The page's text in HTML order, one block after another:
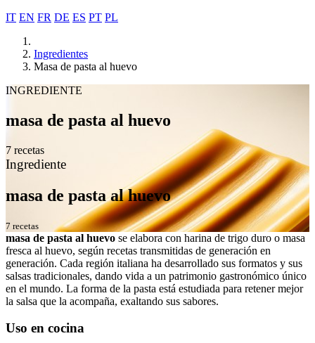
IT EN FR DE ES PT PL
Ingredientes
Masa de pasta al huevo
INGREDIENTE
masa de pasta al huevo
7 recetas
Ingrediente
masa de pasta al huevo
7 recetas
masa de pasta al huevo se elabora con harina de trigo duro o masa
fresca al huevo, según recetas transmitidas de generación en
generación. Cada región italiana ha desarrollado sus formatos y sus
salsas tradicionales, dando vida a un patrimonio gastronómico único
en el mundo. La forma de la pasta está estudiada para retener mejor
la salsa que la acompaña, exaltando sus sabores.
Uso en cocina